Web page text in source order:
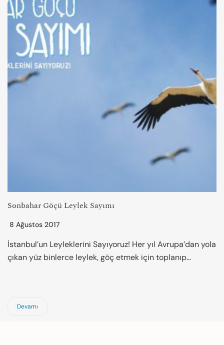
Sonbahar Göçü Leylek Sayımı
8 Ağustos 2017
İstanbul’un Leyleklerini Sayıyoruz! Her yıl Avrupa’dan yola
çıkan yüz binlerce leylek, göç etmek için toplanıp…
Devamı